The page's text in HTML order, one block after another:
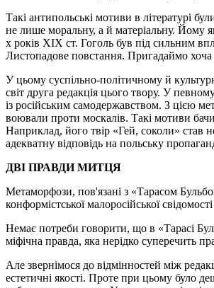
Такі антипольські мотиви в літературі
не лише моральну, а й матеріальну. Йому
х років XIX ст. Гоголь був під сильним
Листопадове повстання. Пригадаймо
У цьому суспільно-політичному й
світ друга редакція цього твору. У
із російським самодержавством. З цією
воювали проти москалів. Такі мотиви
Наприклад, його твір «Гей, соколи» став
адекватну відповідь на польську
ДВІ ПРАВДИ МИТЦЯ
Метаморфози, пов'язані з «Тарасом
конформістської малоросійської
Немає потреби говорити, що в «Тарасі
міфічна правда, яка нерідко суперечить
Але звернімося до відмінностей між
естетичні якості. Проте при цьому було